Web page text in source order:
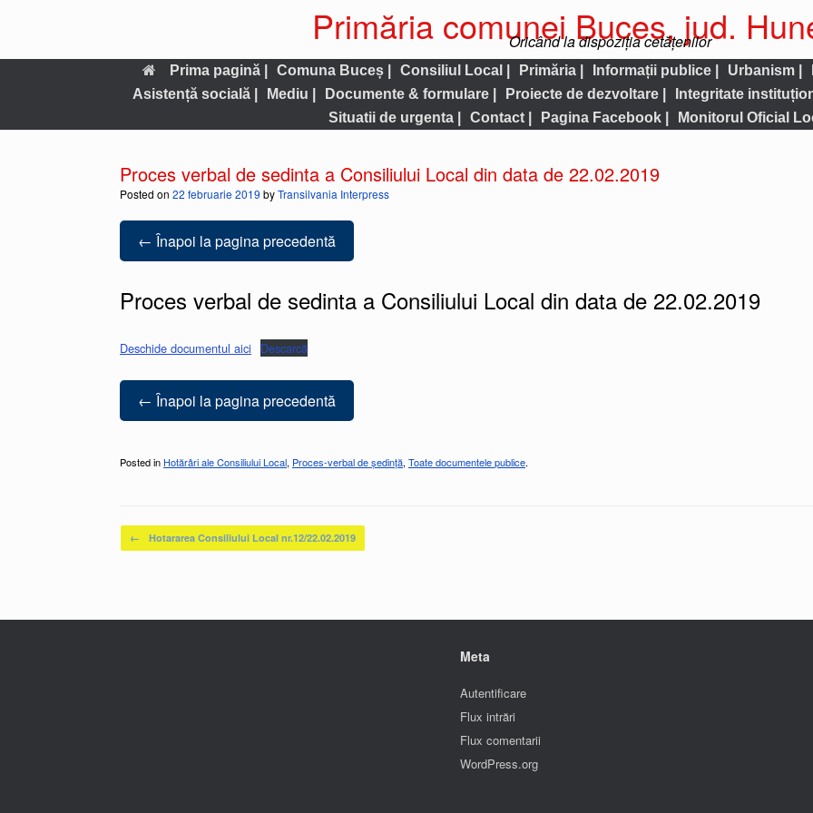
Primăria comunei Buces, jud.
Oricând la dispoziția cetățenilor
Prima pagină | Comuna Buceș | Consiliul Local | Primăria | Informații publice | Urbanism |
Asistență socială |
Mediu | Documente & formulare | Proiecte de dezvoltare | Integritate
Situatii de urgenta |
Contact | Pagina Facebook | Monitorul Oficial
Proces verbal de sedinta a Consiliului Local din data de 22.02.2019
Posted on 22 februarie 2019 byTransilvania Interpress
← Înapoi la pagina precedentă
Proces verbal de sedinta a Consiliului Local din data de 22.02.2019
Deschide documentul aici Descarcă
← Înapoi la pagina precedentă
Posted in Hotărâri ale Consiliului Local, Proces-verbal de ședință, Toate documentele publice.
Post navigation
← Hotararea Consiliului Local nr.12/22.02.2019
Meta
Autentificare
Flux intrări
Flux comentarii
WordPress.org